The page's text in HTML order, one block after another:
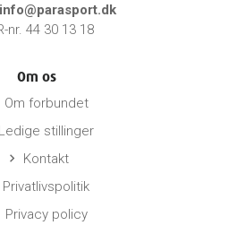
info@parasport.dk
nr. 44 30 13 18
Om os
Om forbundet
Ledige stillinger
keyboard_arrow_right Kontakt
Privatlivspolitik
Privacy policy